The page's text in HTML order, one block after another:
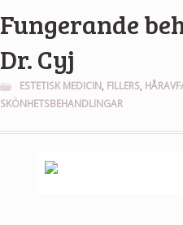
Fungerande
Dr. Cyj
ESTETISK MEDICIN, FILLERS,
SKÖNHETSBEHANDLINGAR